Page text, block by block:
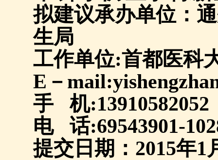
拟建议承办单位：
生局
工作单位:首都医科
E －
手
机:13910582052
电
话:69543901-
提交日期： 2015年1